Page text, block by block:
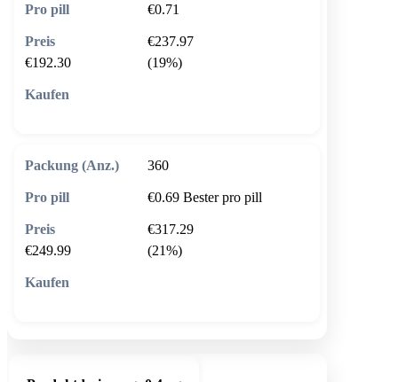
€0.71
€237.97
€192.30
(19%)
360
€0.69 Bester pro pill
€317.29
€249.99
(21%)